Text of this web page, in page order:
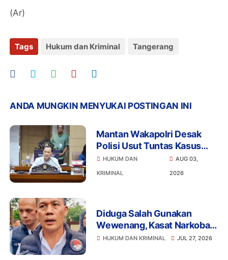
(Ar)
Tags Hukum dan Kriminal Tangerang
ANDA MUNGKIN MENYUKAI POSTINGAN INI
Mantan Wakapolri Desak
Polisi Usut Tuntas Kasus
Bigmo Ajak Anak di Bawah
Umur Promosikan Vape
HUKUM DAN
KRIMINAL
AUG 03,
2026
Diduga Salah Gunakan
Wewenang, Kasat Narkoba
Polres Tangsel dan 6
HUKUM DAN KRIMINAL JUL 27, 2026